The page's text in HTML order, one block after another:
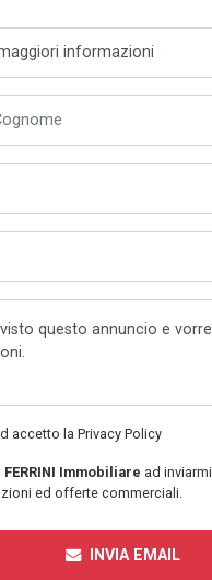
accetto la Privacy Policy
FERRINI Immobiliare ad inviarmi
ed offerte commerciali.
INVIA EMAIL